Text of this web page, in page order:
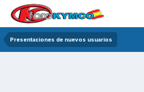
Presentaciones de nuevos usuarios